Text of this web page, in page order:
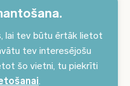
lai tev būtu ērtāk lietot
tev interesējošu
šo vietni, tu piekrīti
.
aktuālākos